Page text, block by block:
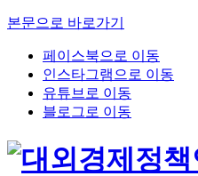
본문으로 바로가기
페이스북으로 이동
인스타그램으로 이동
유튜브로 이동
블로그로 이동